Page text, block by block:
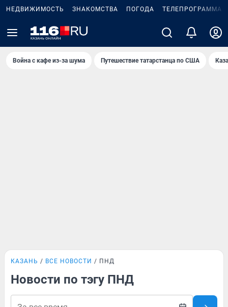
НЕДВИЖИМОСТЬ ЗНАКОМСТВА ПОГОДА ТЕЛЕПРОГРАММА
Война с кафе из-за шума Путешествие татарстанца по США
КАЗАНЬ ВСЕ НОВОСТИ ПНД
Новости по тэгу ПНД